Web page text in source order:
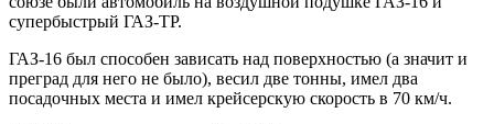
супербыстрый ГАЗ-ТР.
ГАЗ-16 был способен зависать над поверхностью (а значит и
преград для него не было), весил две тонны, имел два
посадочных места и имел крейсерскую скорость в 70 км/ч.